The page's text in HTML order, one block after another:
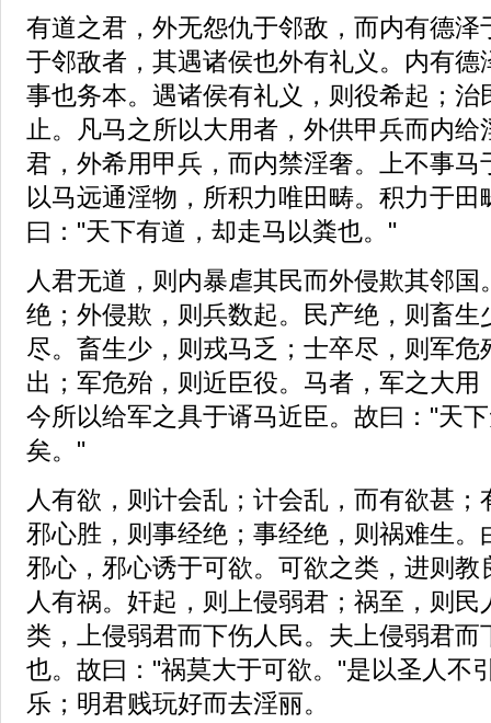
有道之君，外无怨仇于邻敌，而内有德泽
于邻敌者，其遇诸侯也外有礼义。内有德
事也务本。遇诸侯有礼义，则役希起；治
止。凡马之所以大用者，外供甲兵而内给
君，外希用甲兵，而内禁淫奢。上不事马
以马远通淫物，所积力唯田畴。积力于田
曰："天下有道，却走马以粪也。"
人君无道，则内暴虐其民而外侵欺其邻
绝；外侵欺，则兵数起。民产绝，则畜生
尽。畜生少，则戎马乏；士卒尽，则军危
出；军危殆，则近臣役。马者，军之大用
今所以给军之具于谞马近臣。故曰："天
矣。"
人有欲，则计会乱；计会乱，而有欲甚
邪心胜，则事经绝；事经绝，则祸难生。
邪心，邪心诱于可欲。可欲之类，进则教
人有祸。奸起，则上侵弱君；祸至，则
类，上侵弱君而下伤人民。夫上侵弱君而
也。故曰："祸莫大于可欲。"是以圣人不
乐；明君贱玩好而去淫丽。